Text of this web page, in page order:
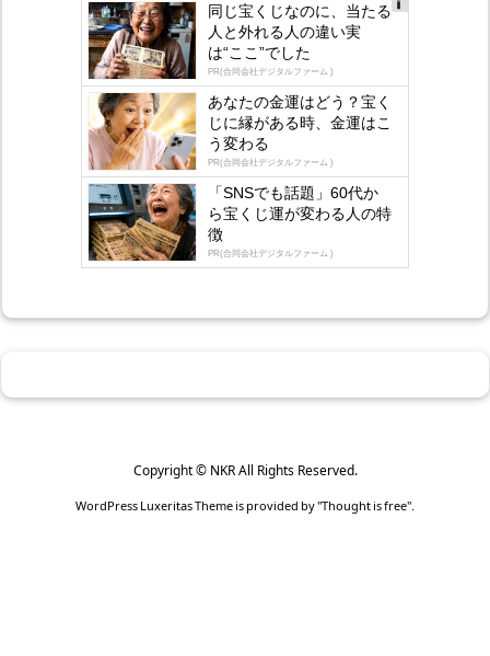
gly
同じ宝くじなのに、当たる
人と外れる人の違い実
は“ここ”でした
PR(合同会社デジタルファーム )
あなたの金運はどう？宝く
じに縁がある時、金運はこ
う変わる
PR(合同会社デジタルファーム )
「SNSでも話題」60代か
ら宝くじ運が変わる人の特
徴
PR(合同会社デジタルファーム )
Copyright © NKRAll Rights Reserved.
WordPress Luxeritas Theme is provided by "Thought is free".